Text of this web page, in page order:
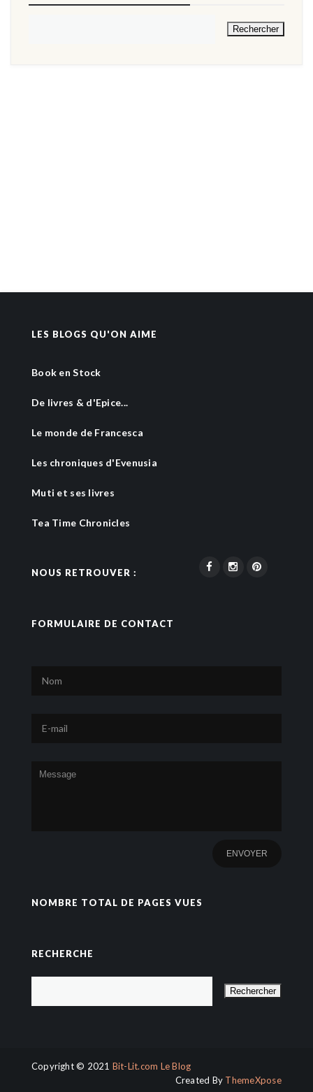
LES BLOGS QU'ON AIME
Book en Stock
De livres & d'Epice...
Le monde de Francesca
Les chroniques d'Evenusia
Muti et ses livres
Tea Time Chronicles
NOUS RETROUVER :
FORMULAIRE DE CONTACT
NOMBRE TOTAL DE PAGES VUES
RECHERCHE
Copyright © 2021 Bit-Lit.com Le Blog
Created By ThemeXpose